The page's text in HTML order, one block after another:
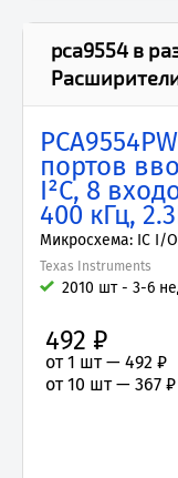
pca9554 в
портов
I²C, 8
400 кГц,
Микросхема: IC I/O
Texas Instruments
2010 шт - 3-6
492 ₽
от 1 шт — 492 ₽
от 10 шт — 367 ₽